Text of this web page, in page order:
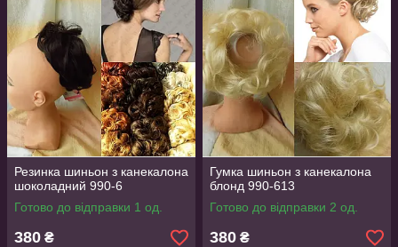
Резинка шиньон з канекалона
шоколадний 990-6
Готово до відправки 1 од.
380 ₴
Гумка шиньон з канекалона
блонд 990-613
Готово до відправки 2 од.
380 ₴